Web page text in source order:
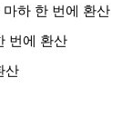
하 한 번에 환산
번에 환산
산